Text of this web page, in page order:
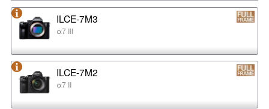
ILCE-7M3
α7 III
ILCE-7M2
α7 II